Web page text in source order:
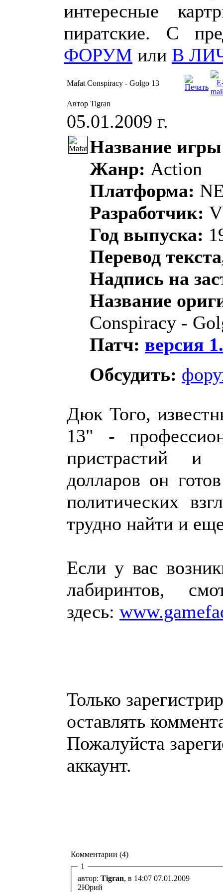
интересные
пиратские. С
ФОРУМ или В
Mafat Conspiracy - Golgo 13
Автор Tigran
05.01.2009 г.
Название
Жанр: Action
Платформа:
Разработчик:
Год выпуска:
Перевод
Надпись на
Название
Conspiracy -
Патч: версия
Обсудить:
Дюк Того,
13" -
пристрастий и
долларов он
политических
трудно найти и
Если у вас
лабиринтов,
здесь:
Только
оставлять
Пожалуйста
аккаунт.
Комментарии (4)
1
автор: Tigran, в 14:07 07.01.2009
2Юрий